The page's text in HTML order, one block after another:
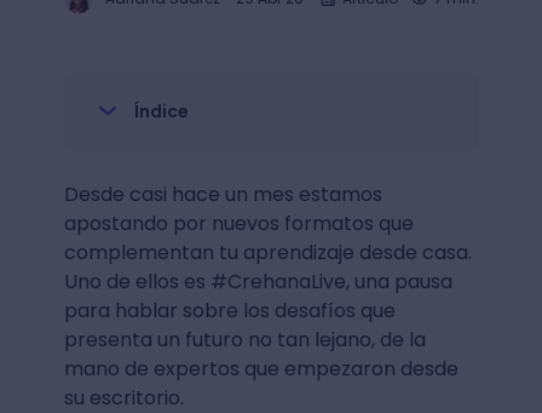
Índice
Desde casi hace un mes estamos
apostando por nuevos formatos que
complementan tu aprendizaje desde casa.
Uno de ellos es #CrehanaLive, una pausa
para hablar sobre los desafíos que
presenta un futuro no tan lejano, de la
mano de expertos que empezaron desde
su escritorio.